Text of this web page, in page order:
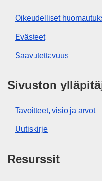
Oikeudelliset
Evästeet
Saavutettavuus
Sivuston
Tavoitteet, visio ja arvot
Uutiskirje
Resurssit